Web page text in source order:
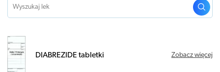
DIABREZIDE tabletki Zobacz więcej